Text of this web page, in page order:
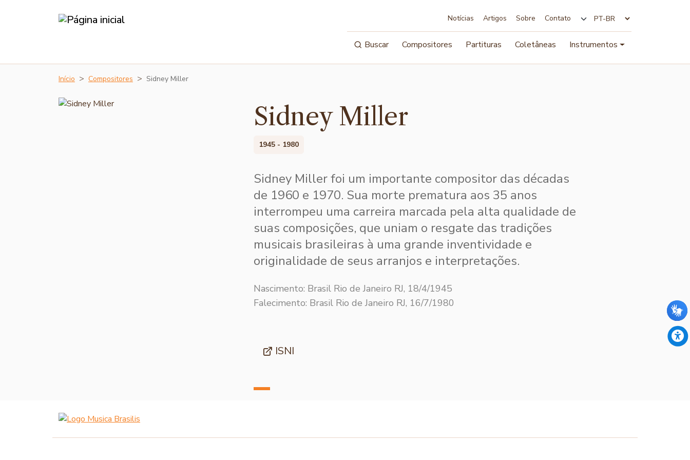
Notícias Artigos Sobre Contato
Buscar Compositores Partituras Coletâneas Instrumentos
Início Compositores Sidney Miller
Sidney Miller
1945 - 1980
Sidney Miller foi um importante compositor das décadas
de 1960 e 1970. Sua morte prematura aos 35 anos
interrompeu uma carreira marcada pela alta qualidade de
suas composições, que uniam o resgate das tradições
musicais brasileiras à uma grande inventividade e
originalidade de seus arranjos e interpretações.
Nascimento: Brasil Rio de Janeiro RJ, 18/4/1945
Falecimento: Brasil Rio de Janeiro RJ, 16/7/1980
ISNI